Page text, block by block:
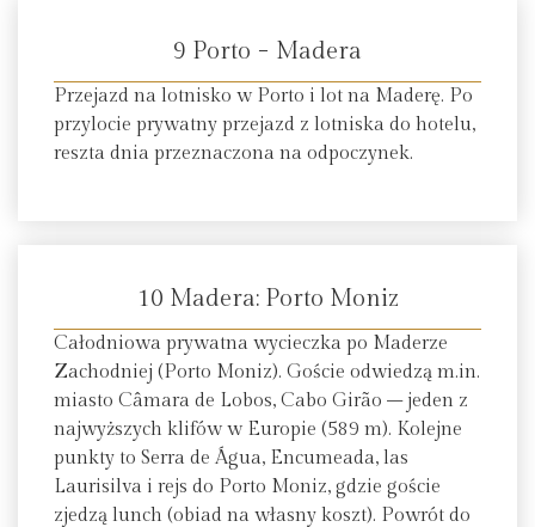
9 Porto − Madera
Przejazd na lotnisko w Porto i lot na Maderę. Po
przylocie prywatny przejazd z lotniska do hotelu,
reszta dnia przeznaczona na odpoczynek.
10 Madera: Porto Moniz
Całodniowa prywatna wycieczka po Maderze
Zachodniej (Porto Moniz). Goście odwiedzą m.in.
miasto Câmara de Lobos, Cabo Girão – jeden z
najwyższych klifów w Europie (589 m). Kolejne
punkty to Serra de Água, Encumeada, las
Laurisilva i rejs do Porto Moniz, gdzie goście
zjedzą lunch (obiad na własny koszt). Powrót do